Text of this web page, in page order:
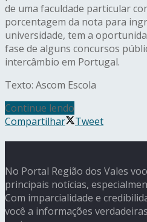
de uma faculdade particular
porcentagem da nota para
universidade, tem a
fase de alguns concursos
intercâmbio em Portugal.
Texto: Ascom Escola
Continue lendo
Compartilhar
Tweet
No Portal Região dos Vales
principais notícias,
Com imparcialidade e
você a informações